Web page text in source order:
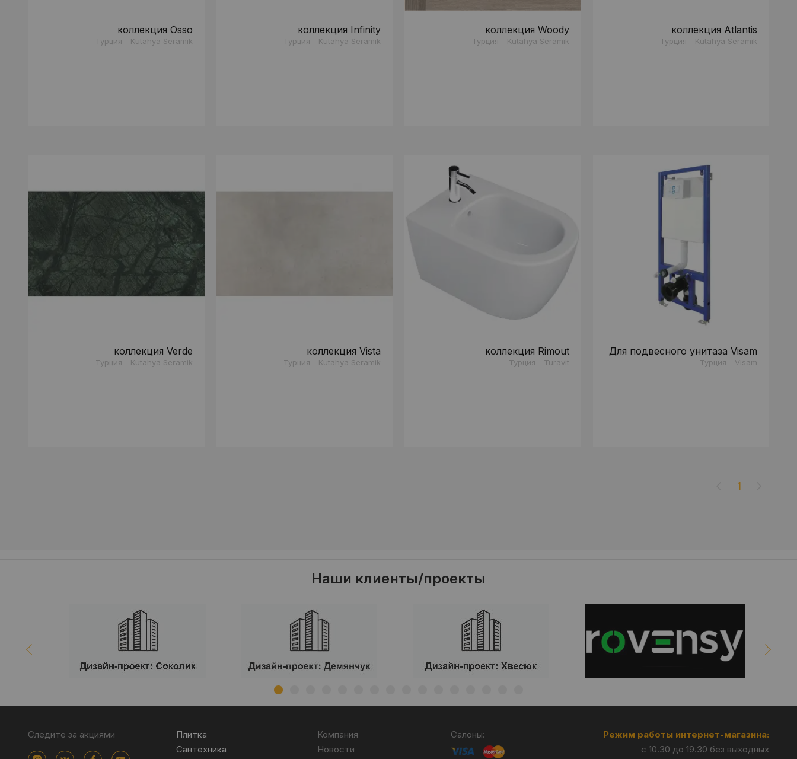
коллекция Osso
Турция Kutahya Seramik
коллекция Infinity
Турция Kutahya Seramik
коллекция Woody
Турция Kutahya Seramik
коллекция Atlantis
Турция Kutahya Seramik
коллекция Verde
Турция Kutahya Seramik
коллекция Vista
Турция Kutahya Seramik
коллекция Rimout
Турция Turavit
Для подвесного унитаза Visam
Турция Visam
1
Наши клиенты/проекты
Следите за акциями
Плитка
Сантехника
Компания
Новости
Салоны:
Режим работы интернет-магазина:
с 10.30 до 19.30 без выходных